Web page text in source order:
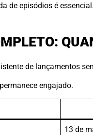
de episódios é
de lançamentos
engajado.
13 de